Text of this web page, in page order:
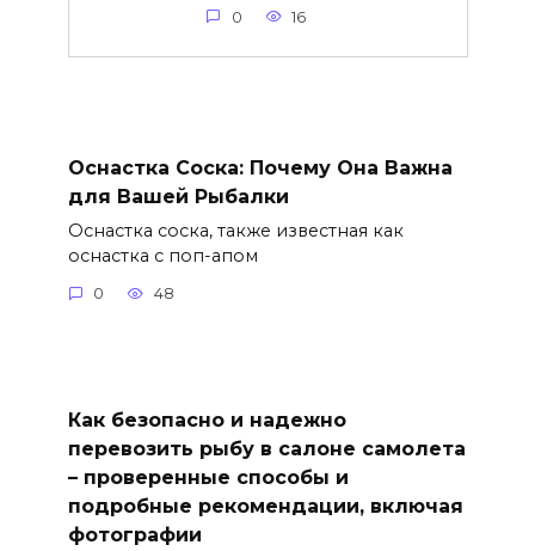
0 16
Оснастка Соска: Почему Она Важна
для Вашей Рыбалки
Оснастка соска, также известная как
оснастка с поп-апом
0 48
Как безопасно и надежно
перевозить рыбу в салоне самолета
– проверенные способы и
подробные рекомендации, включая
фотографии